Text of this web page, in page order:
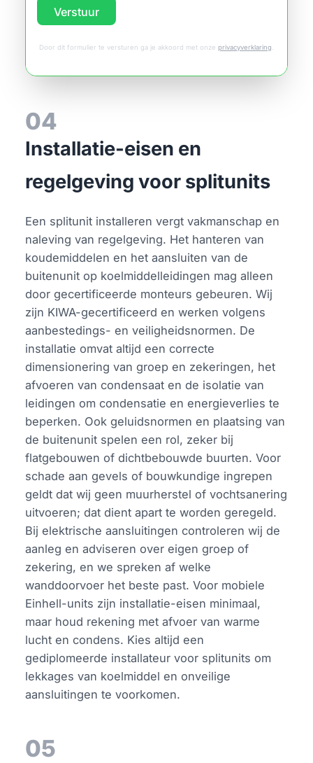
Verstuur
Door dit formulier te versturen ga je akkoord met onze privacyverklaring.
04
Installatie-eisen en
regelgeving voor splitunits
Een splitunit installeren vergt vakmanschap en
naleving van regelgeving. Het hanteren van
koudemiddelen en het aansluiten van de
buitenunit op koelmiddelleidingen mag alleen
door gecertificeerde monteurs gebeuren. Wij
zijn KIWA-gecertificeerd en werken volgens
aanbestedings- en veiligheidsnormen. De
installatie omvat altijd een correcte
dimensionering van groep en zekeringen, het
afvoeren van condensaat en de isolatie van
leidingen om condensatie en energieverlies te
beperken. Ook geluidsnormen en plaatsing van
de buitenunit spelen een rol, zeker bij
flatgebouwen of dichtbebouwde buurten. Voor
schade aan gevels of bouwkundige ingrepen
geldt dat wij geen muurherstel of vochtsanering
uitvoeren; dat dient apart te worden geregeld.
Bij elektrische aansluitingen controleren wij de
aanleg en adviseren over eigen groep of
zekering, en we spreken af welke
wanddoorvoer het beste past. Voor mobiele
Einhell-units zijn installatie-eisen minimaal,
maar houd rekening met afvoer van warme
lucht en condens. Kies altijd een
gediplomeerde installateur voor splitunits om
lekkages van koelmiddel en onveilige
aansluitingen te voorkomen.
05